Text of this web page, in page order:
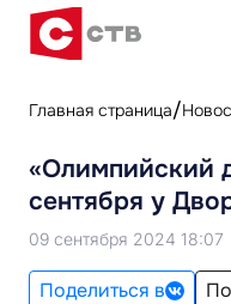
Главная страница
«Олимпийский
сентября у
09 сентября 2024 18:07
Поделиться в